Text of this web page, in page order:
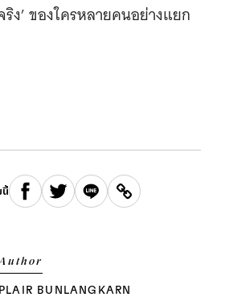
ง’ ของใครหลายคนอย่างแยก
นี้
PLAIR BUNLANGKARN